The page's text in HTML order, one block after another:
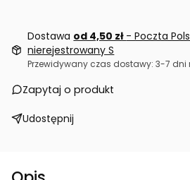
Dostawa od 4,50 zł - Poczta
nierejestrowany S
Przewidywany czas dostawy: 3-7 dni
Zapytaj o produkt
Udostępnij